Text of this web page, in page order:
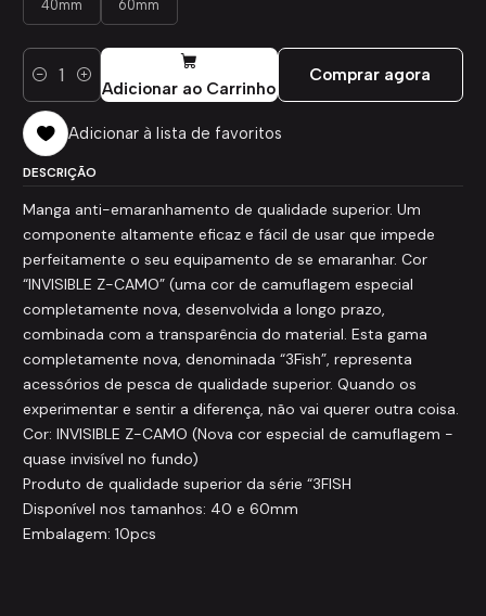
40mm 60mm
Quantidade Adicionar ao Carrinho
Comprar agora
Adicionar à lista de favoritos
DESCRIÇÃO
Manga anti-emaranhamento de qualidade superior. Um
componente altamente eficaz e fácil de usar que impede
perfeitamente o seu equipamento de se emaranhar. Cor
“INVISIBLE Z-CAMO” (uma cor de camuflagem especial
completamente nova, desenvolvida a longo prazo,
combinada com a transparência do material. Esta gama
completamente nova, denominada “3Fish”, representa
acessórios de pesca de qualidade superior. Quando os
experimentar e sentir a diferença, não vai querer outra coisa.
Cor: INVISIBLE Z-CAMO (Nova cor especial de camuflagem -
quase invisível no fundo)
Produto de qualidade superior da série “3FISH
Disponível nos tamanhos: 40 e 60mm
Embalagem: 10pcs